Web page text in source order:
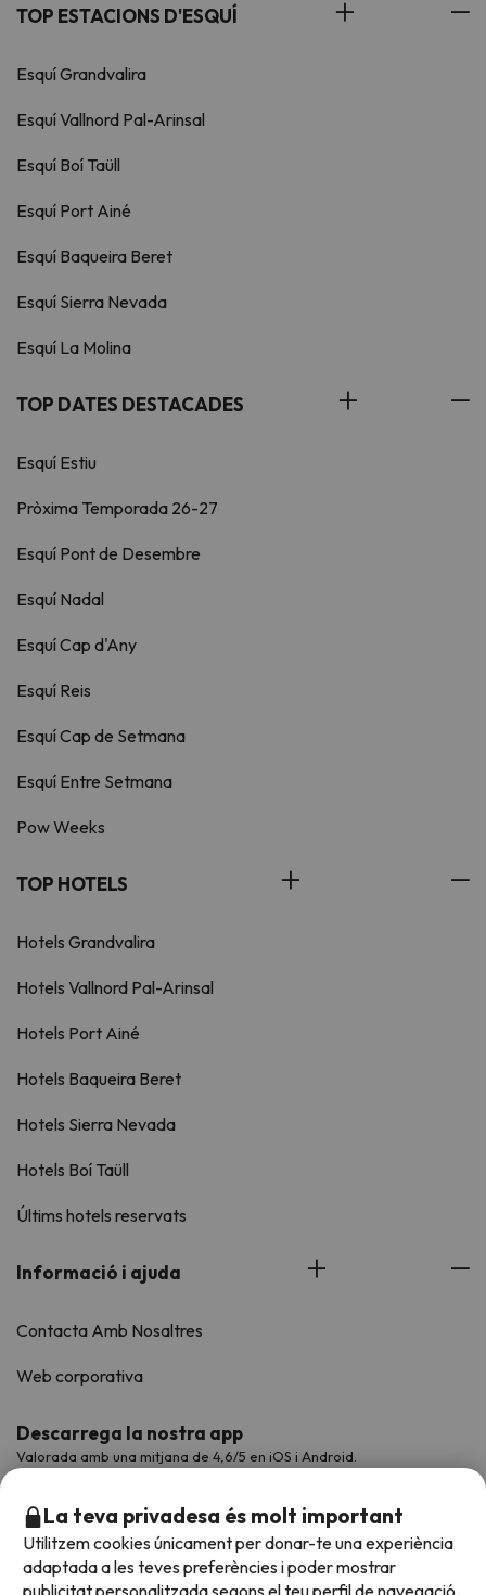
TOP ESTACIONS D'ESQUÍ
Esquí Grandvalira
Esquí Vallnord Pal-Arinsal
Esquí Boí Taüll
Esquí Port Ainé
Esquí Baqueira Beret
Esquí Sierra Nevada
Esquí La Molina
TOP DATES DESTACADES
Esquí Estiu
Pròxima Temporada 26-27
Esquí Pont de Desembre
Esquí Nadal
Esquí Cap d'Any
Esquí Reis
Esquí Cap de Setmana
Esquí Entre Setmana
Pow Weeks
TOP HOTELS
Hotels Grandvalira
Hotels Vallnord Pal-Arinsal
Hotels Port Ainé
Hotels Baqueira Beret
Hotels Sierra Nevada
Hotels Boí Taüll
Últims hotels reservats
Informació i ajuda
Contacta Amb Nosaltres
Web corporativa
Descarrega la nostra app
Valorada amb una mitjana de 4,6/5 en iOS i Android.
La teva privadesa és molt important
Utilitzem cookies únicament per donar-te una experiència
adaptada a les teves preferències i poder mostrar
publicitat personalitzada segons el teu perfil de navegació.